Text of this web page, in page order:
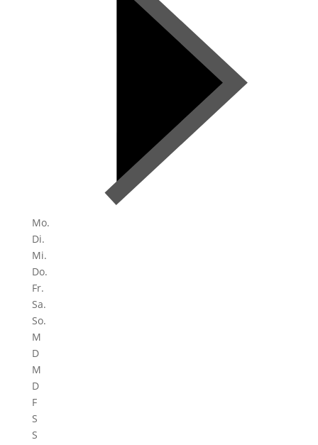
Mo.
Di.
Mi.
Do.
Fr.
Sa.
So.
M
D
M
D
F
S
S